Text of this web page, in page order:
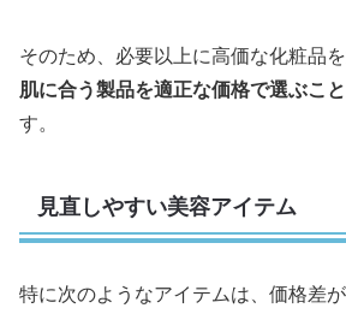
そのため、必要以上に高価な化粧品を
肌に合う製品を適正な価格で選ぶこと
す。
見直しやすい美容アイテム
特に次のようなアイテムは、価格差